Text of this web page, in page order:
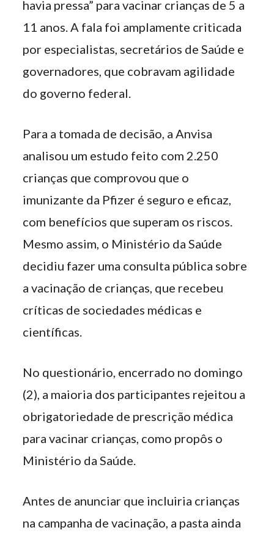
havia pressa” para vacinar crianças de 5 a
11 anos. A fala foi amplamente criticada
por especialistas, secretários de Saúde e
governadores, que cobravam agilidade
do governo federal.
Para a tomada de decisão, a Anvisa
analisou um estudo feito com 2.250
crianças que comprovou que o
imunizante da Pfizer é seguro e eficaz,
com benefícios que superam os riscos.
Mesmo assim, o Ministério da Saúde
decidiu fazer uma consulta pública sobre
a vacinação de crianças, que recebeu
críticas de sociedades médicas e
científicas.
No questionário, encerrado no domingo
(2), a maioria dos participantes rejeitou a
obrigatoriedade de prescrição médica
para vacinar crianças, como propôs o
Ministério da Saúde.
Antes de anunciar que incluiria crianças
na campanha de vacinação, a pasta ainda